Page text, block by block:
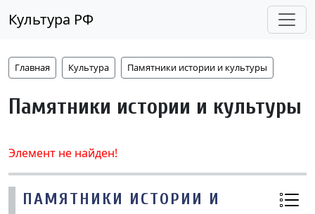
Культура РФ
Главная Культура Памятники истории и культуры
Памятники истории и культуры
Элемент не найден!
ПАМЯТНИКИ ИСТОРИИ И